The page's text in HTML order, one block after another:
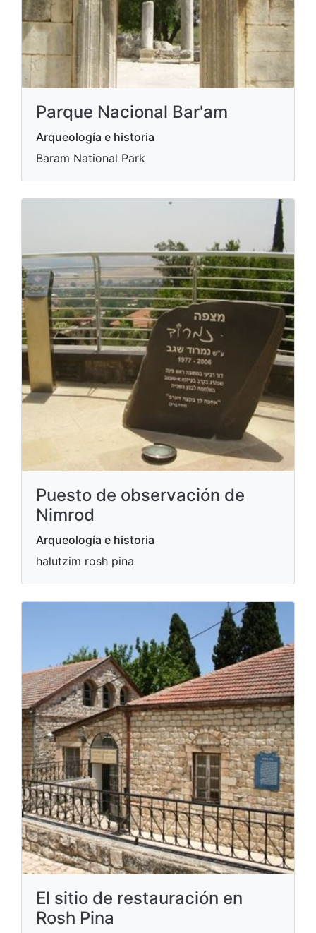
Parque Nacional Bar'am
Arqueología e historia
Baram National Park
Puesto de observación de
Nimrod
Arqueología e historia
halutzim rosh pina
El sitio de restauración en
Rosh Pina